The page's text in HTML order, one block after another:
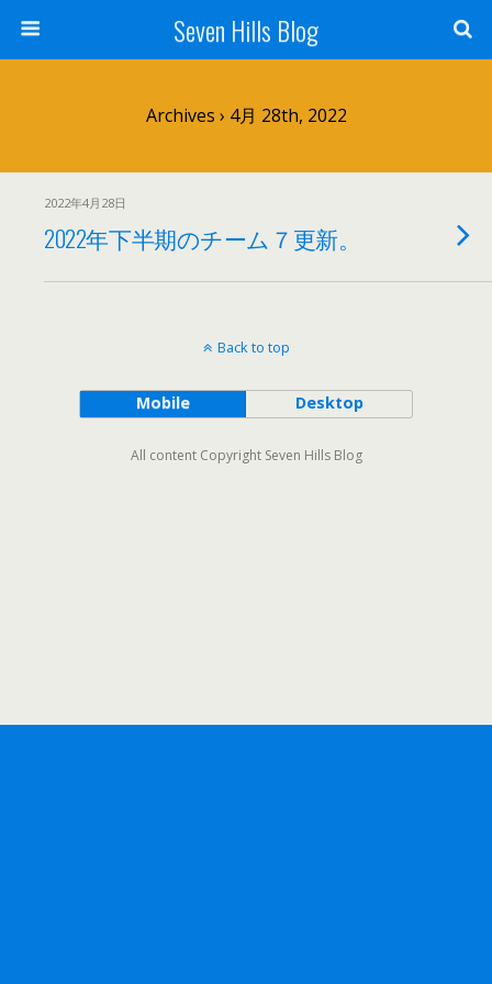
Seven Hills Blog
Archives › 4月 28th, 2022
2022年4月28日
2022年下半期のチーム７更新。
Back to top
Mobile Desktop
All content Copyright Seven Hills Blog